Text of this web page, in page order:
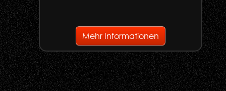
Mehr Informationen